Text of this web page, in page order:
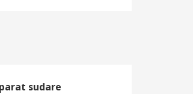
sudare